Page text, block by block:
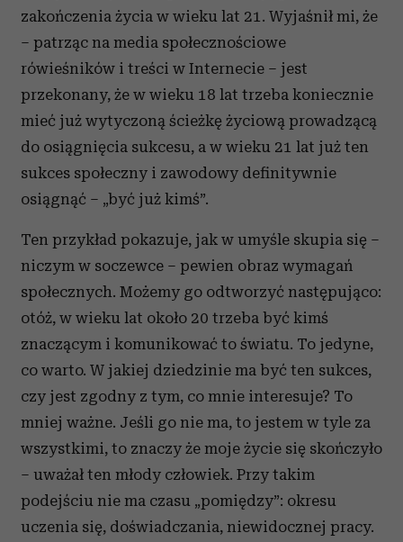
zakończenia życia w wieku lat 21. Wyjaśnił mi, że
– patrząc na media społecznościowe
rówieśników i treści w Internecie – jest
przekonany, że w wieku 18 lat trzeba koniecznie
mieć już wytyczoną ścieżkę życiową prowadzącą
do osiągnięcia sukcesu, a w wieku 21 lat już ten
sukces społeczny i zawodowy definitywnie
osiągnąć – „być już kimś”.
Ten przykład pokazuje, jak w umyśle skupia się –
niczym w soczewce – pewien obraz wymagań
społecznych. Możemy go odtworzyć następująco:
otóż, w wieku lat około 20 trzeba być kimś
znaczącym i komunikować to światu. To jedyne,
co warto. W jakiej dziedzinie ma być ten sukces,
czy jest zgodny z tym, co mnie interesuje? To
mniej ważne. Jeśli go nie ma, to jestem w tyle za
wszystkimi, to znaczy że moje życie się skończyło
– uważał ten młody człowiek. Przy takim
podejściu nie ma czasu „pomiędzy”: okresu
uczenia się, doświadczania, niewidocznej pracy.